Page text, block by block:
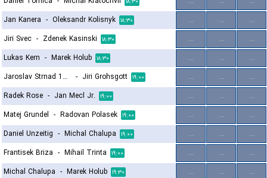
Jan Kanera - Oleksandr Kolisnyk ۱۸:۳۰ ... ...
...
Jiri Svec - Zdenek Kasinski ۱۸:۳۰ ... ...
...
Lukas Kern - Marek Holub ۱۸:۳۰ ... ...
...
Jaroslav Strnad 1964
- Jiri Grohsgott ۱۹:۰۰ ... ...
...
Radek Rose - Jan Mecl Jr. ۱۹:۰۰ ... ...
...
Matej Grundel - Radovan Polasek ۱۹:۰۰ ... ...
...
Daniel Unzeitig - Michal Chalupa ۱۹:۰۰ ... ...
...
Frantisek Briza - Mihail Trinta ۱۹:۰۰ ... ...
...
Michal Chalupa - Marek Holub ۱۹:۳۰ ... ...
...